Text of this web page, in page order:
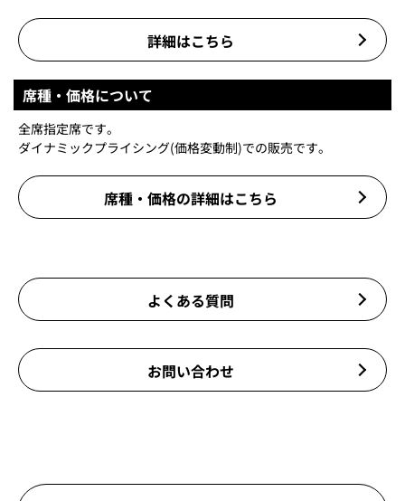
詳細はこちら
席種・価格について
全席指定席です。
ダイナミックプライシング(価格変動制)での販売です。
席種・価格の詳細はこちら
よくある質問
お問い合わせ